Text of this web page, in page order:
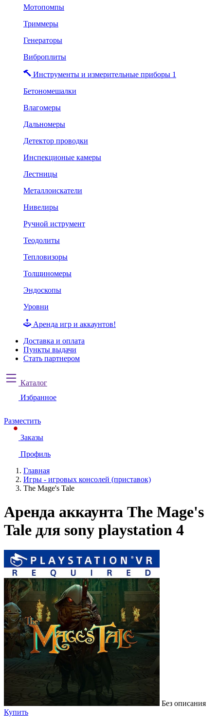
Мотопомпы
Триммеры
Генераторы
Виброплиты
Инструменты и измерительные приборы 1
Бетономешалки
Влагомеры
Дальномеры
Детектор проводки
Инспекционые камеры
Лестницы
Металлоискатели
Нивелиры
Ручной иструмент
Теодолиты
Тепловизоры
Толщиномеры
Эндоскопы
Уровни
Аренда игр и аккаунтов!
Доставка и оплата
Пункты выдачи
Стать партнером
Каталог
Избранное
Разместить
Заказы
Профиль
Главная
Игры - игровых консолей (приставок)
The Mage's Tale
Аренда аккаунта The Mage's
Tale для sony playstation 4
Без описания
Купить